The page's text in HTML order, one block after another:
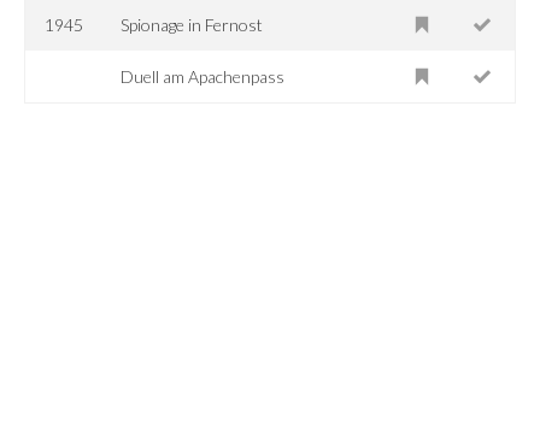
1945 Spionage in Fernost
Duell am Apachenpass